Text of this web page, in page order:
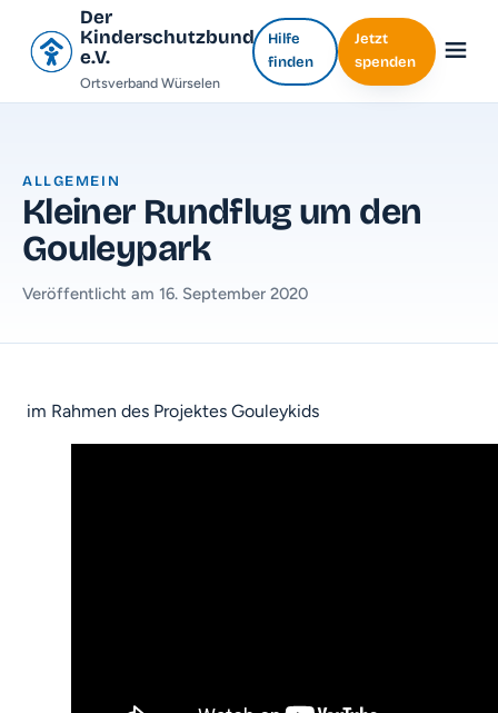
Der
Kinderschutzbund
e.V.
Ortsverband Würselen
Hilfe
finden
Jetzt
spenden
ALLGEMEIN
Kleiner Rundflug um den
Gouleypark
Veröffentlicht am 16. September 2020
im Rahmen des Projektes Gouleykids